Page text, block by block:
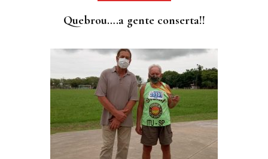
Quebrou….a gente conserta!!